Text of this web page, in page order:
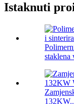
Istaknuti
staklena